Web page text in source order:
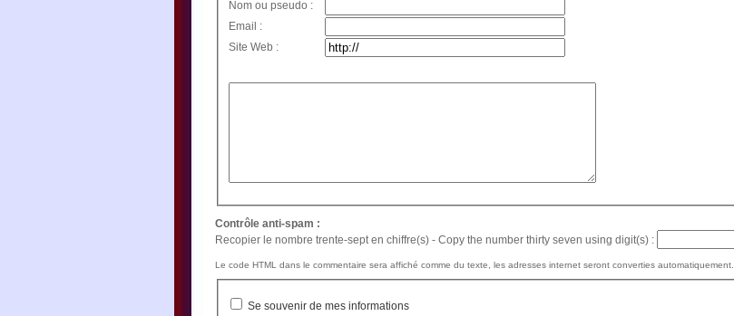
Nom ou pseudo :
Email :
Site Web :
Contrôle anti-spam :
Recopier le nombre trente-sept en chiffre(s) - Copy the number thirty seven using digit(s) :
Le code HTML dans le commentaire sera affiché comme du texte, les adresses internet seront converties automatiquement.
Se souvenir de mes informations